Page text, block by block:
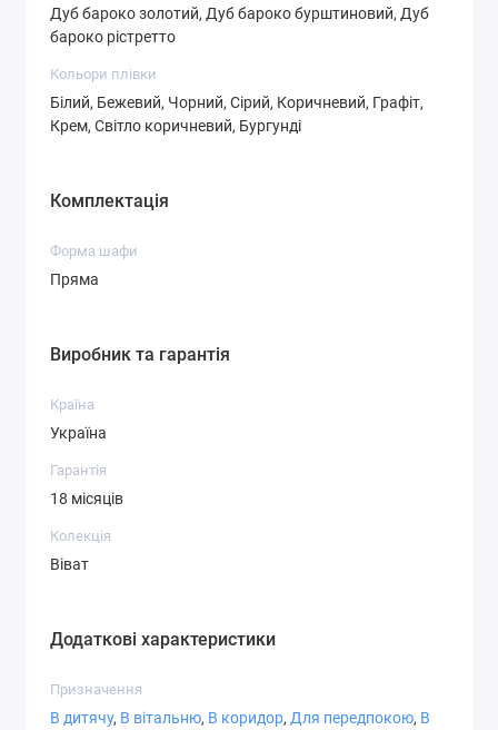
СТ-5,3
СТ-7,4
Дуб бароко золотий, Дуб бароко бурштиновий, Дуб
бароко рістретто
Кольори плівки
Білий, Бежевий, Чорний, Сірий, Коричневий, Графіт,
Крем, Світло коричневий, Бургунді
Комплектація
Форма шафи
Пряма
Виробник та гарантія
Країна
Україна
Гарантія
18 місяців
Колекція
Віват
Додаткові характеристики
Призначення
В дитячу, В вітальню, В коридор, Для передпокою, В